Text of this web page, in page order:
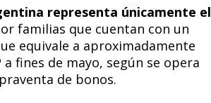
representa únicamente el
familias que cuentan con un
equivale a aproximadamente
fines de mayo, según se opera
de bonos.